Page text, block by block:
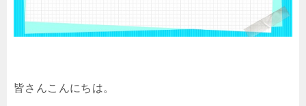
皆さんこんにちは。